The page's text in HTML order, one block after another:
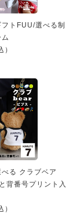
トFUU/選べる制
る クラブベア
背番号プリント入